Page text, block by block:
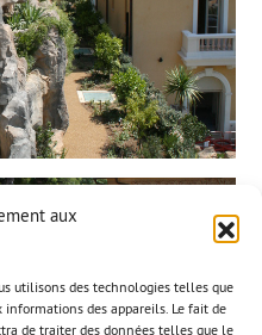
aux
utilisons des technologies telles que
informations des appareils. Le fait de
de traiter des données telles que le